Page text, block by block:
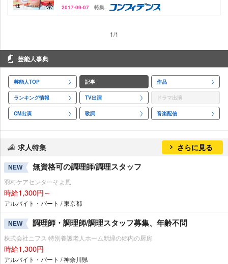
2017-09-07 特集
1/1
芸能人事典
芸能人TOP 記事 作品
ランキング情報 TV出演 ドラマ出演
CM出演 歌詞 音楽配信
求人特集 さらに見る
NEW 無資格可の調理師/調理スタッフ
羽村ケアセンターそよ風
時給1,300円～
アルバイト・パート / 東京都
NEW 調理師・調理師/調理スタッフ募集、年齢不問
株式会社ニフス 特別養護老人ホーム新緑の郷内の厨房
時給1,300円
アルバイト・パート / 神奈川県